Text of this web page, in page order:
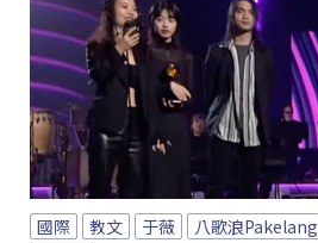
國際 教文 于薇 八歌浪Pakelang